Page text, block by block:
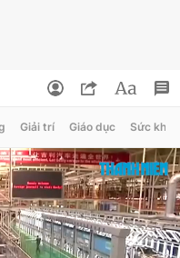
Giải trí Giáo dục Sức khỏe